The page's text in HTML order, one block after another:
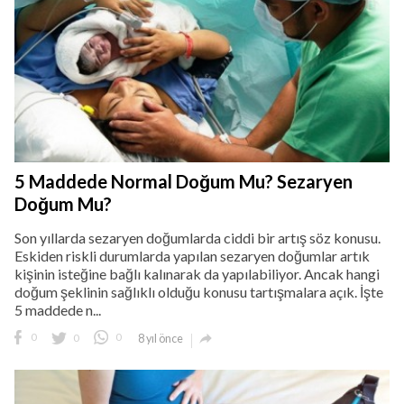
5 Maddede Normal Doğum Mu? Sezaryen
Doğum Mu?
Son yıllarda sezaryen doğumlarda ciddi bir artış söz konusu.
Eskiden riskli durumlarda yapılan sezaryen doğumlar artık
kişinin isteğine bağlı kalınarak da yapılabiliyor. Ancak hangi
doğum şeklinin sağlıklı olduğu konusu tartışmalara açık. İşte
5 maddede n...
0 0 0 8 yıl önce 